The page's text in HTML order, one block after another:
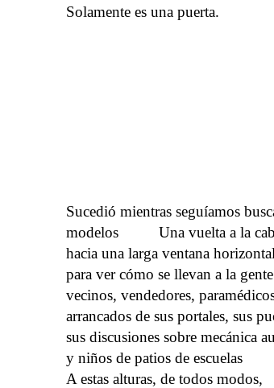
Solamente es una puerta.
Sucedió mientras seguíamos
modelos Una vuelta a la
hacia una larga ventana
para ver cómo se llevan a la gente
vecinos, vendedores,
arrancados de sus portales, sus
sus discusiones sobre mecánica
y niños de patios de escuelas
A estas alturas, de todos modos,